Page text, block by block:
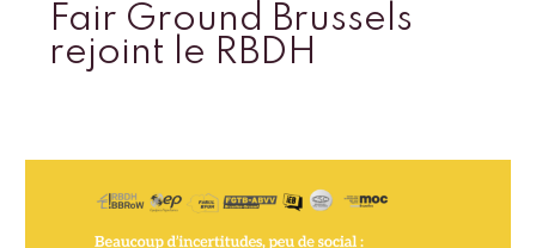
Fair Ground Brussels
rejoint le RBDH